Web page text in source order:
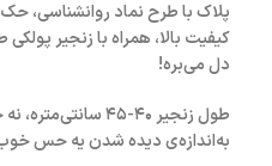
پلاک با طرح نماد روانشناسی،
کیفیت بالا، همراه با زنجیر
دل می‌بره!
طول زنجیر ۴۰-۴۵
به‌اندازه‌ی دیده شدن یه حس